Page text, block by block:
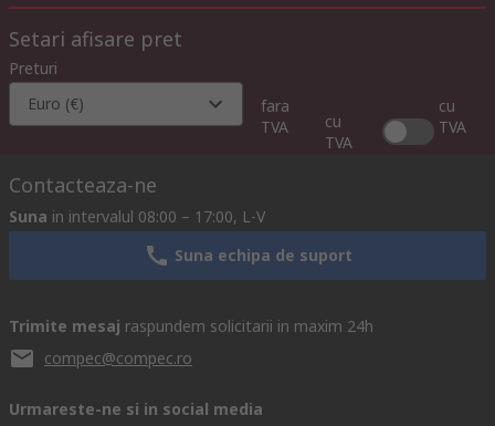
Setari afisare pret
Preturi
Euro (€)
fara
TVA
cu
TVA
cu
TVA
Contacteaza-ne
Suna in intervalul 08:00 – 17:00, L-V
Suna echipa de suport
Trimite mesaj raspundem solicitarii in maxim 24h
compec@compec.ro
Urmareste-ne si in social media